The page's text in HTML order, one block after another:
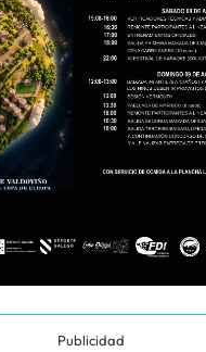
Publicidad